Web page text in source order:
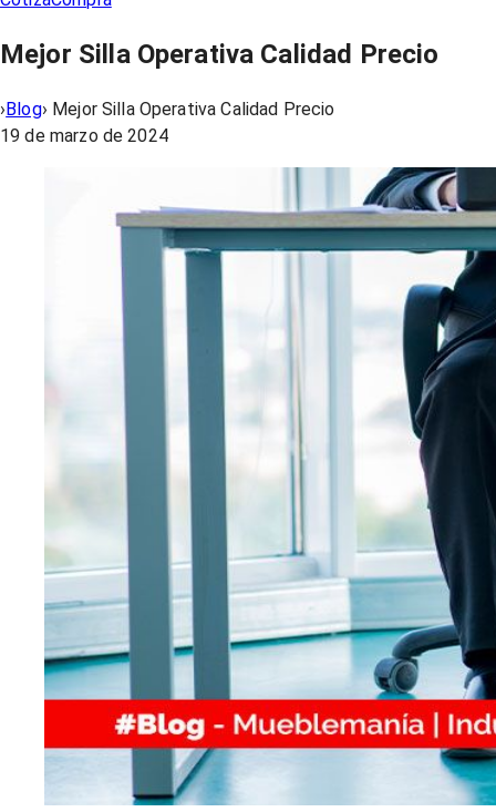
Mejor Silla Operativa Calidad Precio
› Blog› Mejor Silla Operativa Calidad Precio
19 de marzo de 2024